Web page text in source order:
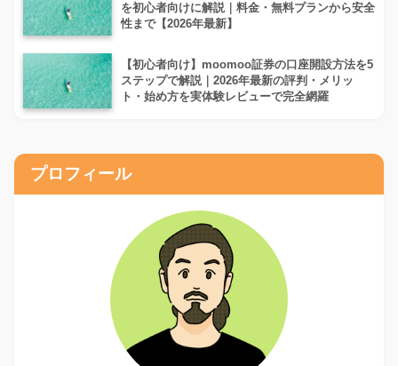
を初心者向けに解説｜料金・無料プランから安全
性まで【2026年最新】
【初心者向け】moomoo証券の口座開設方法を5
ステップで解説｜2026年最新の評判・メリッ
ト・始め方を実体験レビューで完全網羅
プロフィール